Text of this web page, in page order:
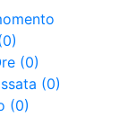
(0)
(0)
(0)